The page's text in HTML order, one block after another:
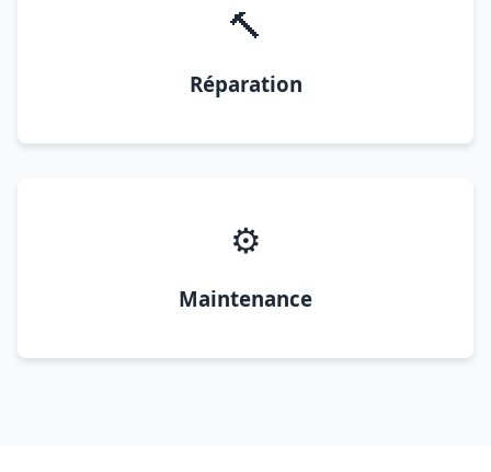
🔨
Réparation
⚙️
Maintenance